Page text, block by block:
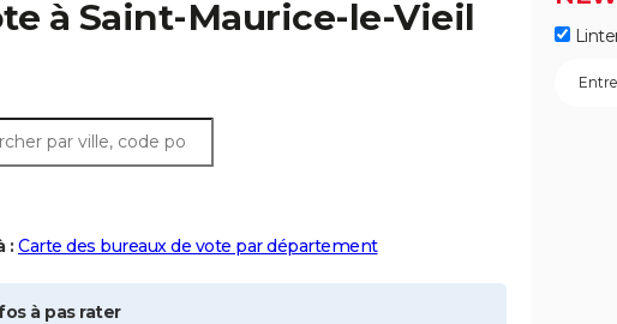
à Saint-Maurice-le-Vieil
: Carte des bureaux de vote par département
à pas rater